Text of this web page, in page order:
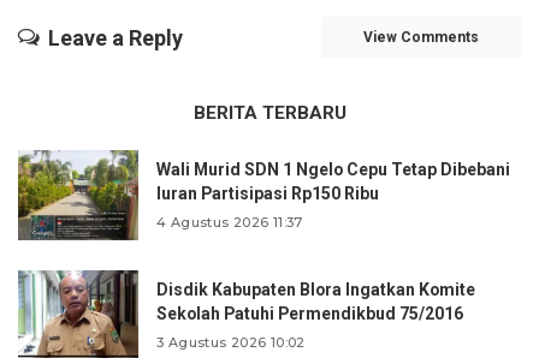
Leave a Reply View Comments
BERITA TERBARU
Wali Murid SDN 1 Ngelo Cepu Tetap Dibebani
Iuran Partisipasi Rp150 Ribu
4 Agustus 2026 11:37
Disdik Kabupaten Blora Ingatkan Komite
Sekolah Patuhi Permendikbud 75/2016
3 Agustus 2026 10:02